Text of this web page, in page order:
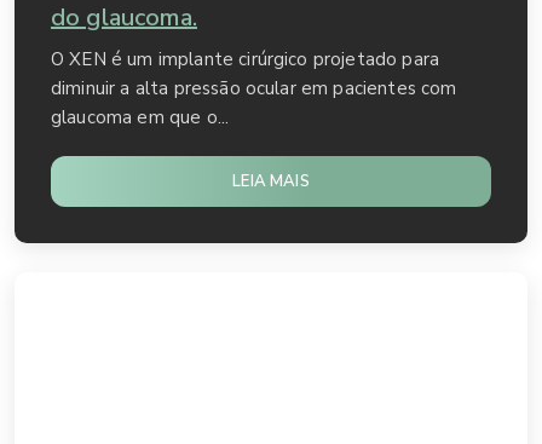
do glaucoma.
O XEN é um implante cirúrgico projetado para
diminuir a alta pressão ocular em pacientes com
glaucoma em que o...
LEIA MAIS